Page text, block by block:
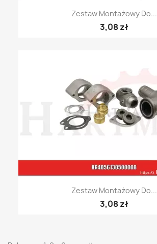
Zestaw Montażowy Do...
3,08 zł
Zestaw Montażowy Do...
3,08 zł